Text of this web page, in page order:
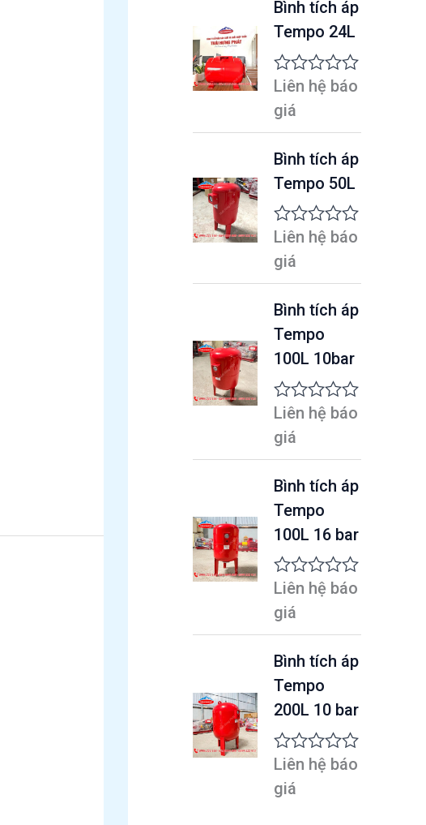
Bình tích áp
Tempo 24L
Đ
ợ
c
x
ế
p
ạ
n
g
0
5
a
o
Liên hệ báo
giá
Bình tích áp
Tempo 50L
Đ
ợ
c
x
ế
p
h
ạ
n
g
0
5
s
a
o
Liên hệ báo
giá
Bình tích áp
Tempo
100L 10bar
Đ
ợ
c
x
ế
p
h
ạ
n
g
0
5
s
a
o
Liên hệ báo
giá
Bình tích áp
Tempo
100L 16 bar
Đ
ợ
c
x
ế
p
h
ạ
n
g
0
5
s
Liên hệ báo
giá
Bình tích áp
Tempo
200L 10 bar
Đ
ợ
Liên hệ báo
giá